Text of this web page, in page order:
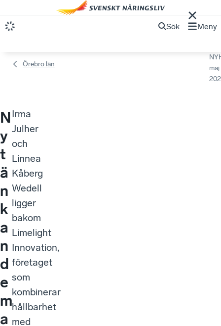
Sök Meny
Örebro län
maj
N
y
t
ä
n
k
a
n
d
e
m
a
Irma
Julher
och
Linnea
Kåberg
Wedell
ligger
bakom
Limelight
Innovation,
företaget
som
kombinerar
hållbarhet
med